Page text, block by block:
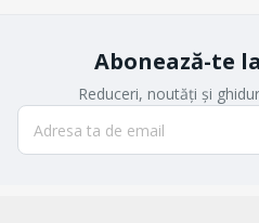
Abonează-te
Reduceri, noutăți și